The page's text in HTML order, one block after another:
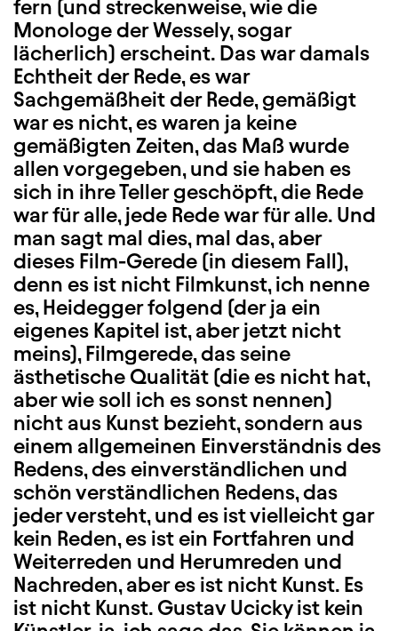
fern (und streckenweise, wie die
Monologe der Wessely, sogar
lächerlich) erscheint. Das war damals
Echtheit der Rede, es war
Sachgemäßheit der Rede, gemäßigt
war es nicht, es waren ja keine
gemäßigten Zeiten, das Maß wurde
allen vorgegeben, und sie haben es
sich in ihre Teller geschöpft, die Rede
war für alle, jede Rede war für alle. Und
man sagt mal dies, mal das, aber
dieses Film-Gerede (in diesem Fall),
denn es ist nicht Filmkunst, ich nenne
es, Heidegger folgend (der ja ein
eigenes Kapitel ist, aber jetzt nicht
meins), Filmgerede, das seine
ästhetische Qualität (die es nicht hat,
aber wie soll ich es sonst nennen)
nicht aus Kunst bezieht, sondern aus
einem allgemeinen Einverständnis des
Redens, des einverständlichen und
schön verständlichen Redens, das
jeder versteht, und es ist vielleicht gar
kein Reden, es ist ein Fortfahren und
Weiterreden und Herumreden und
Nachreden, aber es ist nicht Kunst. Es
ist nicht Kunst. Gustav Ucicky ist kein